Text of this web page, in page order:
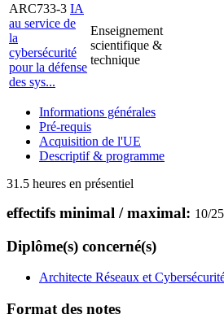
ARC733-3 IA
au service de
la
cybersécurité
pour la défense
des sys...
Enseignement
scientifique &
technique
Informations générales
Pré-requis
Acquisition de l'UE
Descriptif & programme
31.5 heures en présentiel
effectifs minimal / maximal: 10/25
Diplôme(s) concerné(s)
Architecte Réseaux et
Format des notes